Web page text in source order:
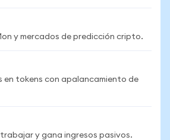
y mercados de predicción cripto.
en tokens con apalancamiento de
y gana ingresos pasivos.